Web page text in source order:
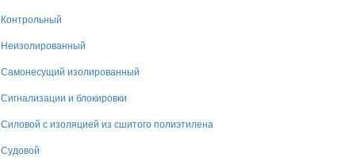
Контрольный
Неизолированный
Самонесущий изолированный
Сигнализации и блокировки
Силовой с изоляцией из сшитого полиэтилена
Судовой